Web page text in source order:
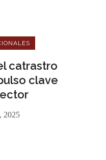
catrastro
clave
2025